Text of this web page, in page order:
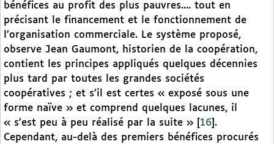
bénéfices au profit des plus pauvres.... tout en
précisant le financement et le fonctionnement de
l’organisation commerciale. Le système proposé,
observe Jean Gaumont, historien de la coopération,
contient les principes appliqués quelques décennies
plus tard par toutes les grandes sociétés
coopératives ; et s’il est certes « exposé sous une
forme naïve » et comprend quelques lacunes, il
« s’est peu à peu réalisé par la suite »
16 .
Cependant, au-delà des premiers bénéfices procurés